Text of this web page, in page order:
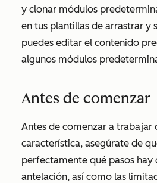
y clonar módulos
en tus plantillas de arrastrar y
puedes editar el contenido
algunos módulos
Antes de comenzar
Antes de comenzar a trabajar
característica, asegúrate de
perfectamente qué pasos hay
antelación, así como las